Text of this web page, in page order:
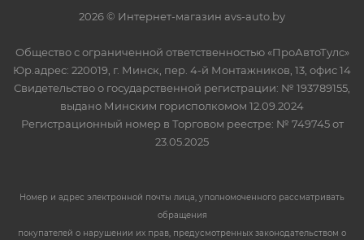
2026 © Интернет-магазин avs-auto.by
Общество с ограниченной ответственностью «ПроАвтоТулс»
Юр.адрес: 220019, г. Минск, пер. 4-й Монтажников, 13, офис 14
Свидетельство о государственной регистрации: № 193789155,
выдано Минским горисполкомом 12.09.2024
Регистрационный номер в Торговом реестре: № 749745 от
23.05.2025
Номер и адрес электронной почты лица, уполномоченного рассматривать
обращения
покупателей о нарушении их прав, предусмотренных законодательством о